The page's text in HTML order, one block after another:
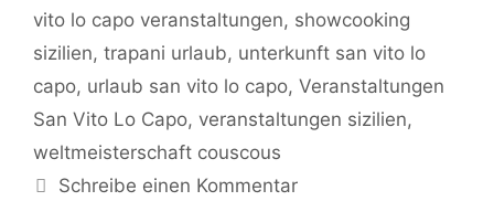
vito lo capo veranstaltungen, showcooking
sizilien, trapani urlaub, unterkunft san vito lo
capo, urlaub san vito lo capo, Veranstaltungen
San Vito Lo Capo, veranstaltungen sizilien,
weltmeisterschaft couscous
Schreibe einen Kommentar